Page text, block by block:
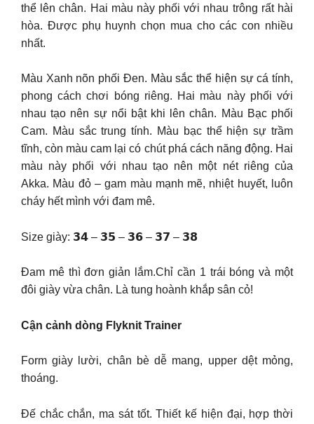
thể lên chân. Hai màu này phối với nhau trông rất hài
hòa. Được phụ huynh chọn mua cho các con nhiều
nhất.
Màu Xanh nõn phối Đen. Màu sắc thể hiện sự cá tính,
phong cách chơi bóng riêng. Hai màu này phối với
nhau tạo nên sự nổi bật khi lên chân. Màu Bạc phối
Cam. Màu sắc trung tính. Màu bạc thể hiện sự trầm
tĩnh, còn màu cam lại có chút phá cách năng động. Hai
màu này phối với nhau tạo nên một nét riêng của
Akka. Màu đỏ – gam màu mạnh mẽ, nhiệt huyết, luôn
cháy hết mình với đam mê.
Size giày: 𝟯𝟰 – 𝟯𝟱 – 𝟯𝟲 – 𝟯𝟳 – 𝟯𝟴
Đam mê thì đơn giản lắm.Chỉ cần 1 trái bóng và một
đôi giày vừa chân. Là tung hoành khắp sân cỏ!
Cận cảnh dòng Flyknit Trainer
Form giày lười, chân bè dễ mang, upper dệt mỏng,
thoáng.
Đế chắc chắn, ma sát tốt. Thiết kế hiện đại, hợp thời